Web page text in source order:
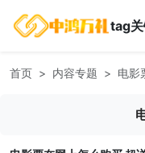
tag关
首页 内容专题 电影